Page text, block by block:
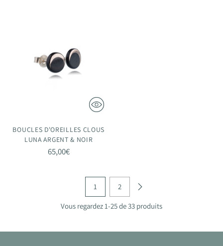
BOUCLES D'OREILLES CLOUS
LUNA ARGENT & NOIR
65,00€
1 2
Vous regardez 1-25 de 33 produits